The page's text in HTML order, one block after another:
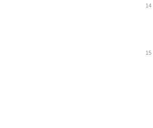
14
15